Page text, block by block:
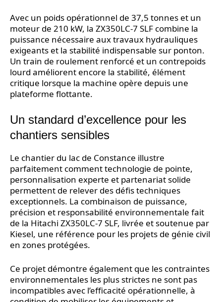
Avec un poids opérationnel de 37,5 tonnes et un
moteur de 210 kW, la ZX350LC-7 SLF combine la
puissance nécessaire aux travaux hydrauliques
exigeants et la stabilité indispensable sur ponton.
Un train de roulement renforcé et un contrepoids
lourd améliorent encore la stabilité, élément
critique lorsque la machine opère depuis une
plateforme flottante.
Un standard d’excellence pour les
chantiers sensibles
Le chantier du lac de Constance illustre
parfaitement comment technologie de pointe,
personnalisation experte et partenariat solide
permettent de relever des défis techniques
exceptionnels. La combinaison de puissance,
précision et responsabilité environnementale fait
de la Hitachi ZX350LC-7 SLF, livrée et soutenue par
Kiesel, une référence pour les projets de génie civil
en zones protégées.
Ce projet démontre également que les contraintes
environnementales les plus strictes ne sont pas
incompatibles avec l’efficacité opérationnelle, à